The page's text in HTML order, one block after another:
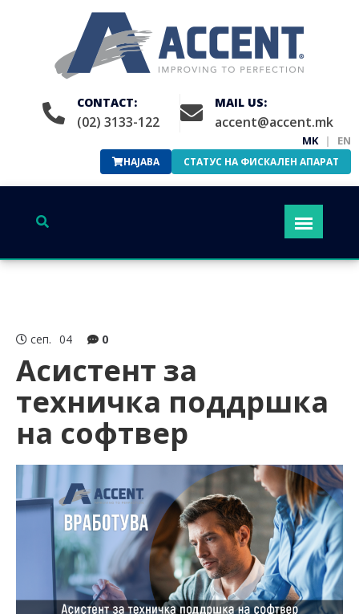
CONTACT:
(02) 3133-122
MAIL US:
accent@accent.mk
MK | EN
НАЈАВА СТАТУС НА ФИСКАЛЕН АПАРАТ
сеп. 04 0
Асистент за
техничка поддршка
на софтвер